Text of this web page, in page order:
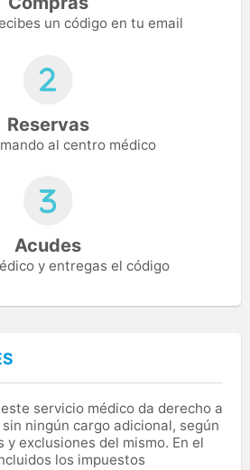
un código en tu email
Reservas
al centro médico
Acudes
y entregas el código
servicio médico da derecho a
ningún cargo adicional, según
y exclusiones del mismo. En el
los impuestos